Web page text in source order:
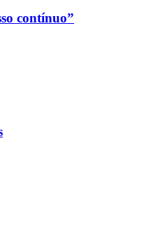
contínuo”